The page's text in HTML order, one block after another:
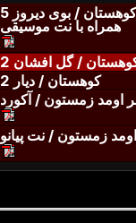
/ بوی دیروز 5
همراه با نت موسیقی
/ گل افشان 2
کوهستان / دیار 2
اومد زمستون / آکورد
زمستون / نت پیانو